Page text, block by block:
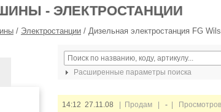
- ЭЛЕКТРОСТАНЦИИ
/ Электростанции / Дизельная электростанция FG
Расширенные параметры поиска
14:12 27.11.08 | Продам | - |